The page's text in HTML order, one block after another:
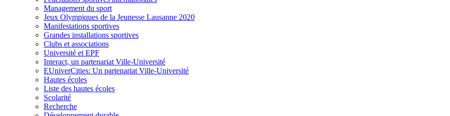
Management du sport
Jeux Olympiques de la Jeunesse Lausanne 2020
Manifestations sportives
Grandes installations sportives
Clubs et associations
Université et EPF
Interact, un partenariat Ville-Université
EUniverCities: Un partenariat Ville-Université
Hautes écoles
Liste des hautes écoles
Scolarité
Recherche